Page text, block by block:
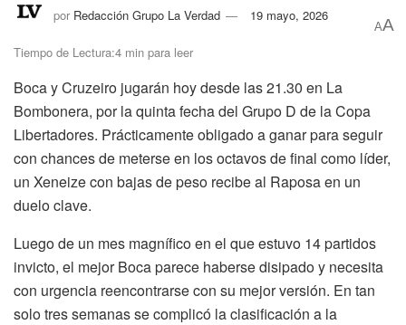
por Redacción Grupo La Verdad 19 mayo, 2026
Tiempo de Lectura:4 min para leer
AA
Boca y Cruzeiro jugarán hoy desde las 21.30 en La
Bombonera, por la quinta fecha del Grupo D de la Copa
Libertadores. Prácticamente obligado a ganar para seguir
con chances de meterse en los octavos de final como líder,
un Xeneize con bajas de peso recibe al Raposa en un
duelo clave.
Luego de un mes magnífico en el que estuvo 14 partidos
invicto, el mejor Boca parece haberse disipado y necesita
con urgencia reencontrarse con su mejor versión. En tan
solo tres semanas se complicó la clasificación a la